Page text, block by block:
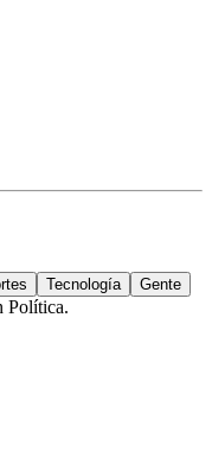
Tecnología Gente
Política.